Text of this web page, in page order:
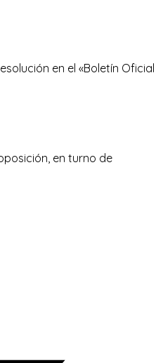
en el «Boletín Oficial
en turno de